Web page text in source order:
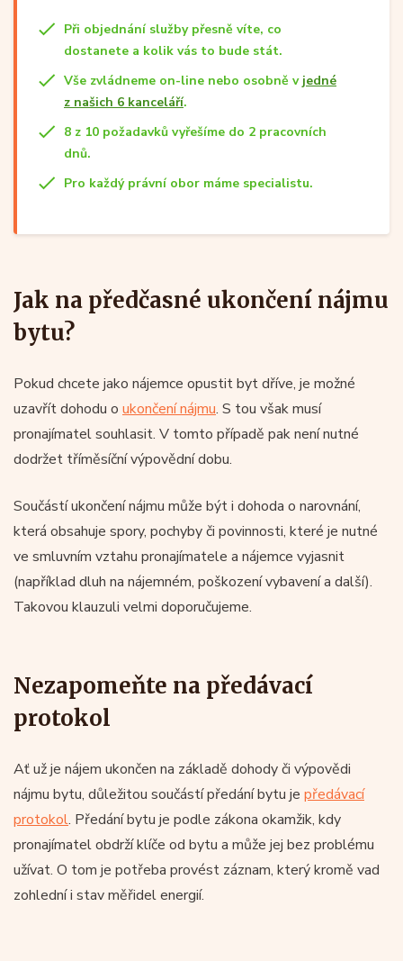
Při objednání služby přesně víte, co
dostanete a kolik vás to bude stát.
Vše zvládneme on-line nebo osobně v jedné
z našich 6 kanceláří.
8 z 10 požadavků vyřešíme do 2 pracovních
dnů.
Pro každý právní obor máme specialistu.
Jak na předčasné ukončení nájmu
bytu?
Pokud chcete jako nájemce opustit byt dříve, je možné
uzavřít dohodu o ukončení nájmu. S tou však musí
pronajímatel souhlasit. V tomto případě pak není nutné
dodržet tříměsíční výpovědní dobu.
Součástí ukončení nájmu může být i dohoda o narovnání,
která obsahuje spory, pochyby či povinnosti, které je nutné
ve smluvním vztahu pronajímatele a nájemce vyjasnit
(například dluh na nájemném, poškození vybavení a další).
Takovou klauzuli velmi doporučujeme.
Nezapomeňte na předávací
protokol
Ať už je nájem ukončen na základě dohody či výpovědi
nájmu bytu, důležitou součástí předání bytu je předávací
protokol. Předání bytu je podle zákona okamžik, kdy
pronajímatel obdrží klíče od bytu a může jej bez problému
užívat. O tom je potřeba provést záznam, který kromě vad
zohlední i stav měřidel energií.